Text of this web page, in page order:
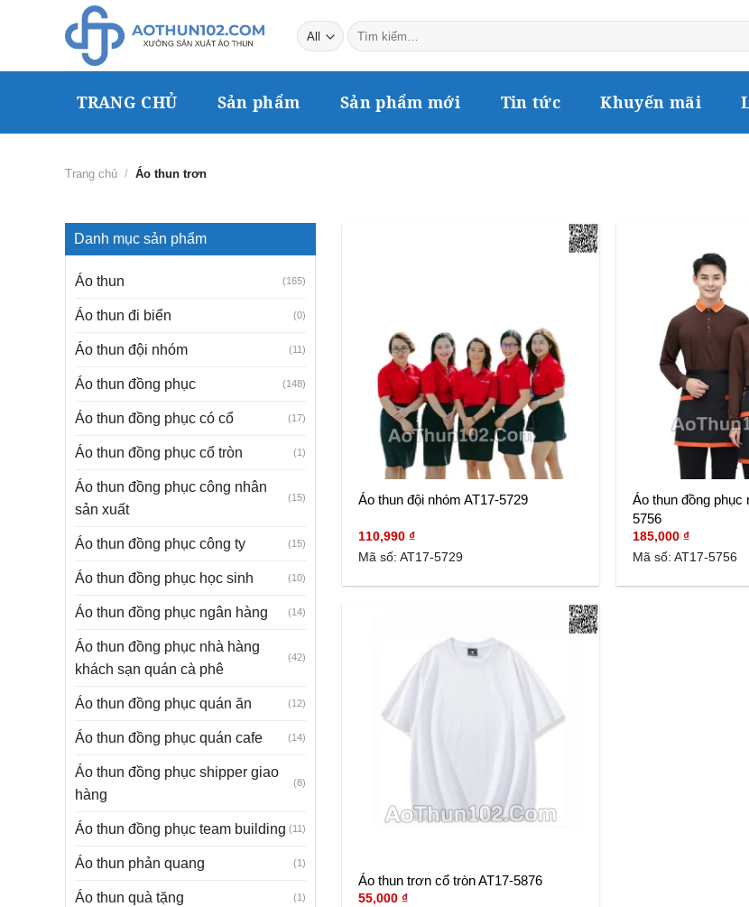
Tìm
kiếm:
TRANG CHỦ Sản phẩm Sản phẩm mới Tin tức Khuyến mãi
Trang chủ / Áo thun trơn
Danh mục sản phẩm
Áo thun (165)
Áo thun đi biển (0)
Áo thun đội nhóm (11)
Áo thun đồng phục (148)
Áo thun đồng phục có cổ (17)
Áo thun đồng phục cổ tròn (1)
Áo thun đồng phục công nhân
sản xuất
(15)
Áo thun đồng phục công ty (15)
Áo thun đồng phục học sinh (10)
Áo thun đồng phục ngân hàng (14)
Áo thun đồng phục nhà hàng
khách sạn quán cà phê
(42)
Áo thun đồng phục quán ăn (12)
Áo thun đồng phục quán cafe (14)
Áo thun đồng phục shipper giao
hàng
(8)
Áo thun đồng phục team building (11)
Áo thun phản quang (1)
Áo thun quà tặng (1)
Áo thun đội nhóm AT17-5729
110,990 ₫
Mã số: AT17-5729
Áo thun đồng phục
5756
185,000 ₫
Mã số: AT17-5756
Áo thun trơn cổ tròn AT17-5876
55,000 ₫